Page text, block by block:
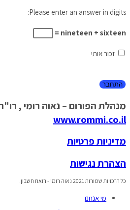
Please enter an answer in digits:
nineteen + sixteen =
זכור אותי
מנהלת הפורום – נאוה רומי ,
www.rommi.co.il
מדיניות פרטיות
הצהרת נגישות
כל הזכויות שמורות 2021 נאוה רומי - רואת חשבון.
מי אנחנו